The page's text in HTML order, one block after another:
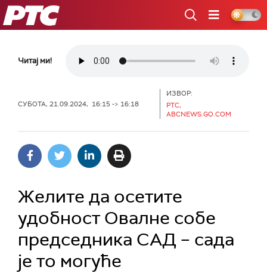
РТС
Читај ми!
СУБОТА, 21.09.2024, 16:15 -> 16:18
ИЗВОР:
РТС,
ABCNEWS.GO.COM
Желите да осетите
удобност Овалне собе
председника САД – сада
је то могуће